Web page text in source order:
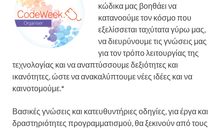
κώδικα μας βοηθάει να
κατανοούμε τον κόσμο που
εξελίσσεται ταχύτατα γύρω μας,
να διευρύνουμε τις γνώσεις μας
για τον τρόπο λειτουργίας της
τεχνολογίας και να αναπτύσσουμε δεξιότητες και
ικανότητες, ώστε να ανακαλύπτουμε νέες ιδέες και να
καινοτομούμε.*
Βασικές γνώσεις και κατευθυντήριες οδηγίες, για έργα και
δραστηριότητες προγραμματισμού, θα ξεκινούν από τους